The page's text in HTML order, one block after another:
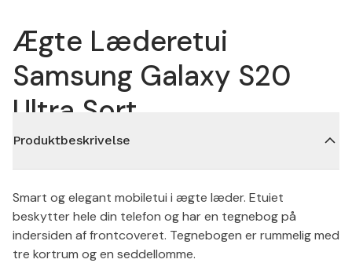
Ægte Læderetui
Samsung Galaxy S20
Ultra Sort
Produktbeskrivelse
Smart og elegant mobiletui i ægte læder. Etuiet
beskytter hele din telefon og har en tegnebog på
indersiden af frontcoveret. Tegnebogen er rummelig med
tre kortrum og en seddellomme.